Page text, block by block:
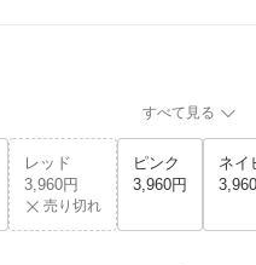
すべて見る
レッド
3,960円
売り切れ
ピンク
3,960円
ネイ